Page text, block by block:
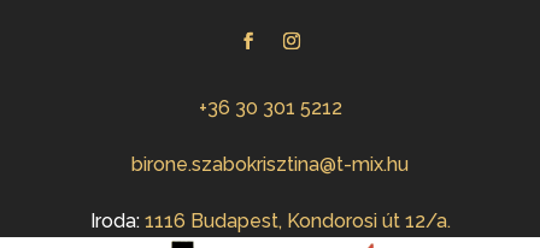
+36 30 301 5212
birone.szabokrisztina@t-mix.hu
Iroda: 1116 Budapest, Kondorosi út 12/a.